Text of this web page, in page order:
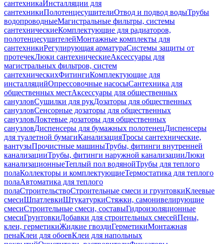
сантехникаИнсталляции для
сантехникиПолотенцесушителиОтвод и подвод водыТрубы
водопроводныеМагистральные фильтры, системы
сантехническиеКомплектующие для радиаторов,
полотенцесушителейМонтажные комплекты для
сантехникиРегулирующая арматураСистемы защиты от
протечекЛюки сантехническиеАксессуары для
магистральных фильтров, систем
сантехническихФитингиКомплектующие для
инсталляцийОпрессовочные насосыСантехника для
общественных местАксессуары для общественных
санузловСушилки для рукДозаторы для общественных
санузловСенсорные дозаторы для общественных
санузловЛоктевые дозаторы для общественных
санузловДиспенсеры для бумажных полотенецДиспенсеры
для туалетной бумагиКанализацияТросы сантехнические,
вантузыПрочистные машиныТрубы, фитинги внутренней
канализацииТрубы, фитинги наружной канализацииЛюки
канализационныеТеплый пол водянойТрубы для теплого
полаКоллекторы и комплектующиеТермостатика для теплого
полаАвтоматика для теплого
полаСтроительствоСтроительные смеси и грунтовкиКлеевые
смесиШпатлевкиШтукатуркиСтяжки, самонивелирующие
смесиСтроительные смеси, составыГидроизоляционные
смесиГрунтовкиДобавки для строительных смесейПены,
клеи, герметикиЖидкие гвоздиГерметикиМонтажная
пенаКлеи для обоевКлеи для напольных